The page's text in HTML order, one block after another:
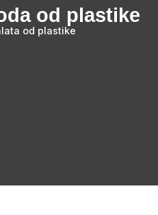
od plastike
od plastike